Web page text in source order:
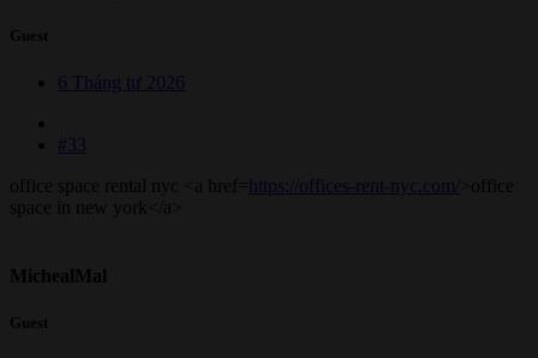
Guest
6 Tháng tư 2026
#33
office space rental nyc <a href=
https://offices-rent-nyc.com/
>office
space in new york</a>
MichealMal
Guest